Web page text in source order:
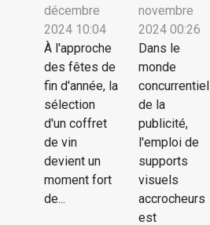
décembre
2024 10:04
À l'approche
des fêtes de
fin d'année, la
sélection
d'un coffret
de vin
devient un
moment fort
de...
novembre
2024 00:26
Dans le
monde
concurrentiel
de la
publicité,
l'emploi de
supports
visuels
accrocheurs
est